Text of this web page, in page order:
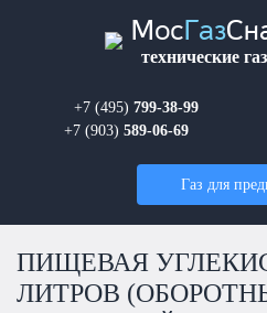
Мос Газ
технические
+7 (495) 799-38-99
+7 (903) 589-06-69
Газ для
ПИЩЕВАЯ
ЛИТРОВ